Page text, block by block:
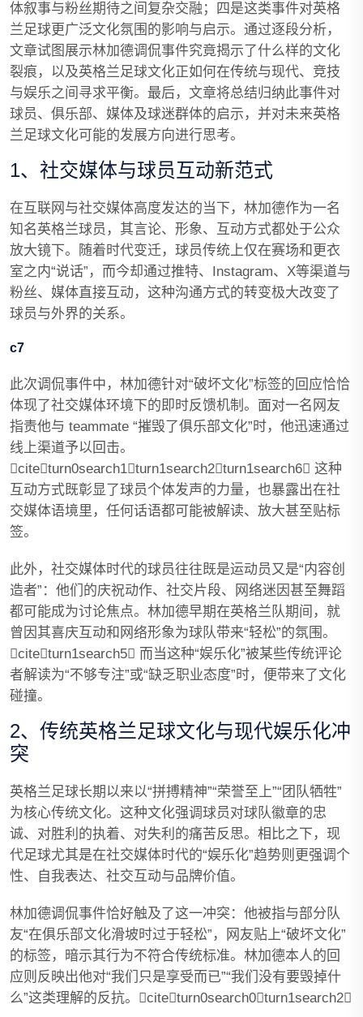
体叙事与粉丝期待之间复杂交融；四是这类事件对英格
兰足球更广泛文化氛围的影响与启示。通过逐段分析，
文章试图展示林加德调侃事件究竟揭示了什么样的文化
裂痕，以及英格兰足球文化正如何在传统与现代、竞技
与娱乐之间寻求平衡。最后，文章将总结归纳此事件对
球员、俱乐部、媒体及球迷群体的启示，并对未来英格
兰足球文化可能的发展方向进行思考。
1、社交媒体与球员互动新范式
在互联网与社交媒体高度发达的当下，林加德作为一名
知名英格兰球员，其言论、形象、互动方式都处于公众
放大镜下。随着时代变迁，球员传统上仅在赛场和更衣
室之内“说话”，而今却通过推特、Instagram、X等渠道与
粉丝、媒体直接互动，这种沟通方式的转变极大改变了
球员与外界的关系。
c7
此次调侃事件中，林加德针对“破坏文化”标签的回应恰恰
体现了社交媒体环境下的即时反馈机制。面对一名网友
指责他与 teammate “摧毁了俱乐部文化”时，他迅速通过
线上渠道予以回击。
citeturn0search1turn1search2turn1search6 这种
互动方式既彰显了球员个体发声的力量，也暴露出在社
交媒体语境里，任何话语都可能被解读、放大甚至贴标
签。
此外，社交媒体时代的球员往往既是运动员又是“内容创
造者”：他们的庆祝动作、社交片段、网络迷因甚至舞蹈
都可能成为讨论焦点。林加德早期在英格兰队期间，就
曾因其喜庆互动和网络形象为球队带来“轻松”的氛围。
citeturn1search5 而当这种“娱乐化”被某些传统评论
者解读为“不够专注”或“缺乏职业态度”时，便带来了文化
碰撞。
2、传统英格兰足球文化与现代娱乐化冲
突
英格兰足球长期以来以“拼搏精神”“荣誉至上”“团队牺牲”
为核心传统文化。这种文化强调球员对球队徽章的忠
诚、对胜利的执着、对失利的痛苦反思。相比之下，现
代足球尤其是在社交媒体时代的“娱乐化”趋势则更强调个
性、自我表达、社交互动与品牌价值。
林加德调侃事件恰好触及了这一冲突：他被指与部分队
友“在俱乐部文化滑坡时过于轻松”，网友贴上“破坏文化”
的标签，暗示其行为不符合传统标准。林加德本人的回
应则反映出他对“我们只是享受而已”“我们没有要毁掉什
么”这类理解的反抗。citeturn0search0turn1search2